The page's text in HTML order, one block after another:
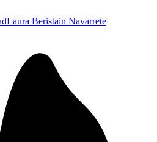
Laura Beristain Navarrete